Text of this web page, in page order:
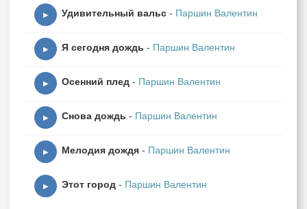
Мне, словно старой пристани, маяться одному
рассвет
▶ Удивительный вальс - Паршин Валентин
▶ Я сегодня дождь - Паршин Валентин
▶ Осенний плед - Паршин Валентин
▶ Снова дождь - Паршин Валентин
▶ Мелодия дождя - Паршин Валентин
▶ Этот город - Паршин Валентин